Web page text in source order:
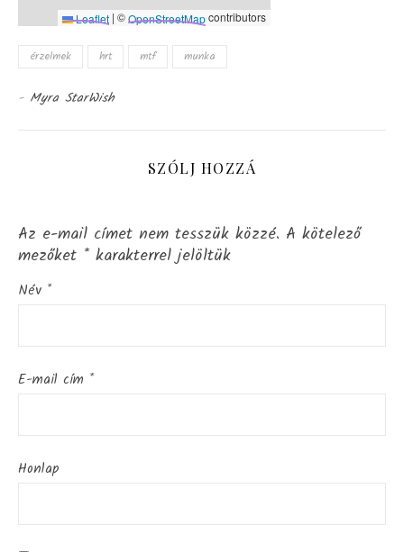
Leaflet | ©OpenStreetMapcontributors
érzelmek hrt mtf munka
- Myra StarWish
SZÓLJ HOZZÁ
Az e-mail címet nem tesszük közzé. A kötelező
mezőket * karakterrel jelöltük
Név *
E-mail cím *
Honlap